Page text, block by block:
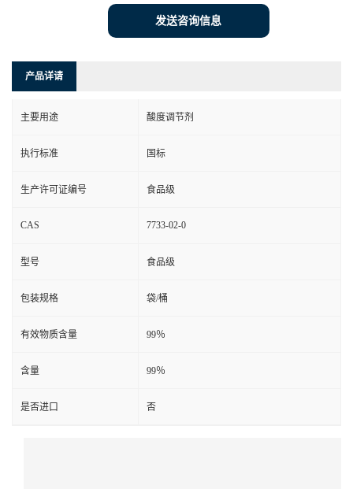
发送咨询信息
产品详请
主要用途 酸度调节剂
执行标准 国标
生产许可证编号 食品级
CAS 7733-02-0
型号 食品级
包装规格 袋/桶
有效物质含量 99％
含量 99％
是否进口 否